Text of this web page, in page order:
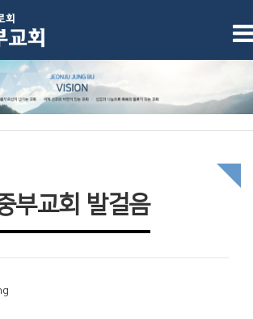
부교회 발걸음